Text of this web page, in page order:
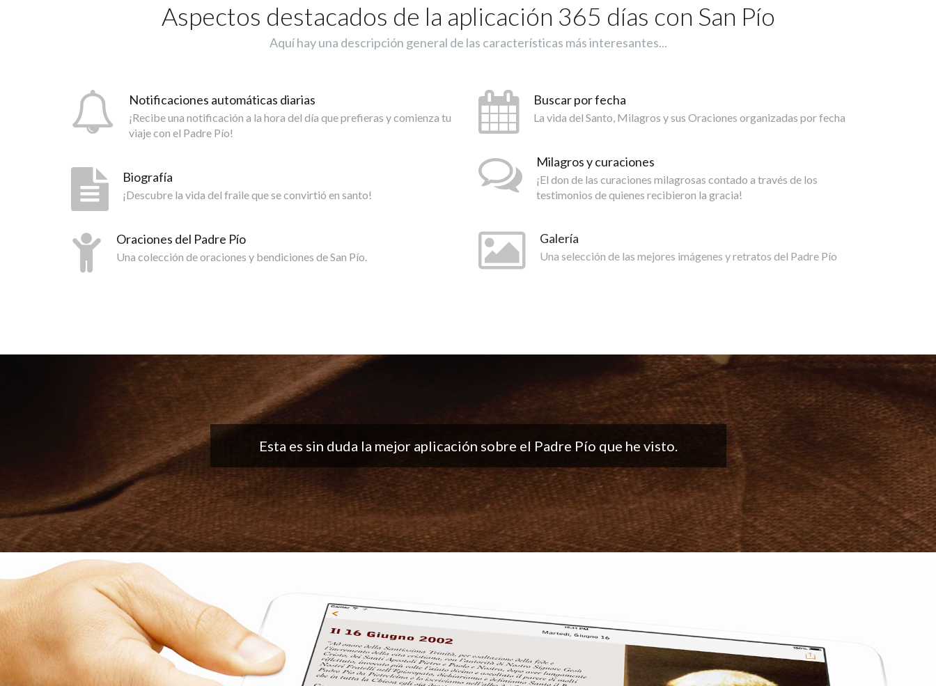
Aspectos destacados de la aplicación 365 días con San Pío
Aquí hay una descripción general de las características más interesantes...
Notificaciones automáticas diarias
¡Recibe una notificación a la hora del día que prefieras y comienza tu
viaje con el Padre Pío!
Biografía
¡Descubre la vida del fraile que se convirtió en santo!
Oraciones del Padre Pío
Una colección de oraciones y bendiciones de San Pío.
Buscar por fecha
La vida del Santo, Milagros y sus Oraciones organizadas por fecha
Milagros y curaciones
¡El don de las curaciones milagrosas contado a través de los
testimonios de quienes recibieron la gracia!
Galería
Una selección de las mejores imágenes y retratos del Padre Pío
Buena aplicación, me encantan las notificaciones todos los días... ¡Sigan con el